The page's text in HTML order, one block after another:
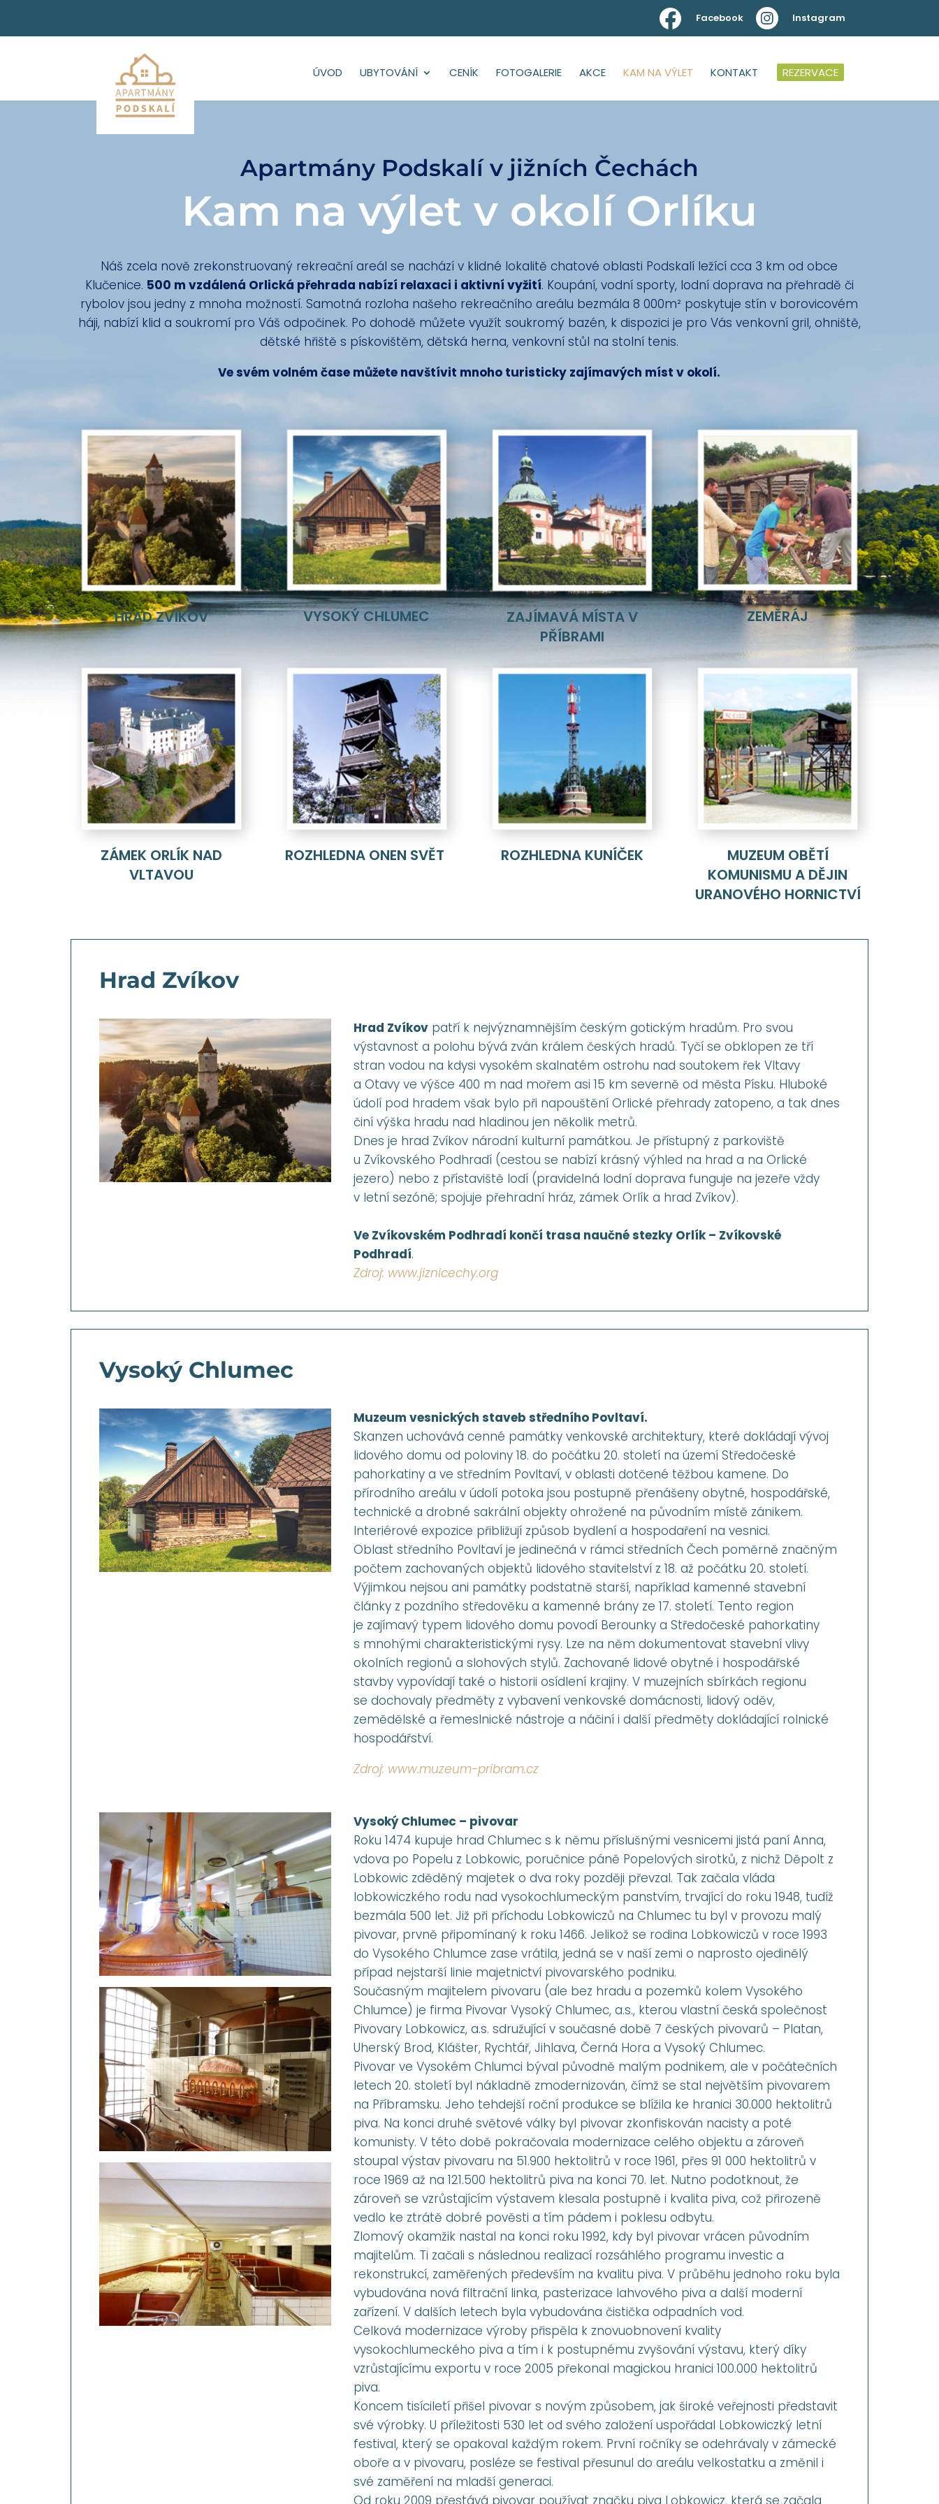
Facebook Instagram
ÚVOD UBYTOVÁNÍ CENÍK FOTOGALERIE AKCE KAM NA VÝLET KONTAKT REZERVACE
Apartmány Podskalí v jižních Čechách
Kam na výlet v okolí Orlíku
Náš zcela nově zrekonstruovaný rekreační areál se nachází v klidné lokalitě chatové oblasti Podskalí ležící cca 3 km od obce
Klučenice. 500 m vzdálená Orlická přehrada nabízí relaxaci i aktivní vyžití. Koupání, vodní sporty, lodní doprava na přehradě či
rybolov jsou jedny z mnoha možností. Samotná rozloha našeho rekreačního areálu bezmála 8 000m² poskytuje stín v borovicovém
háji, nabízí klid a soukromí pro Váš odpočinek. Po dohodě můžete využít soukromý bazén, k dispozici je pro Vás venkovní gril, ohniště,
dětské hřiště s pískovištěm, dětská herna, venkovní stůl na stolní tenis.
Ve svém volném čase můžete navštívit mnoho turisticky zajímavých míst v okolí.
HRAD ZVÍKOV VYSOKÝ CHLUMEC
ZAJÍMAVÁ MÍSTA V
PŘÍBRAMI
ZEMĚRÁJ
ZÁMEK ORLÍK NAD
VLTAVOU
ROZHLEDNA ONEN SVĚT ROZHLEDNA KUNÍČEK
MUZEUM OBĚTÍ
KOMUNISMU A DĚJIN
URANOVÉHO HORNICTVÍ
Hrad Zvíkov
Hrad Zvíkovpatří k nejvýznamnějším českým gotickým hradům. Pro svou
výstavnost a polohu bývá zván králem českých hradů. Tyčí se obklopen ze tří
stran vodou na kdysi vysokém skalnatém ostrohu nad soutokem řek Vltavy
a Otavy ve výšce 400 m nad mořem asi 15 km severně od města Písku. Hluboké
údolí pod hradem však bylo při napouštění Orlické přehrady zatopeno, a tak dnes
činí výška hradu nad hladinou jen několik metrů.
Dnes je hrad Zvíkov národní kulturní památkou. Je přístupný z parkoviště
u Zvíkovského Podhradí (cestou se nabízí krásný výhled na hrad a na Orlické
jezero) nebo z přístaviště lodí (pravidelná lodní doprava funguje na jezeře vždy
v letní sezóně; spojuje přehradní hráz, zámek Orlík a hrad Zvíkov).
Ve Zvíkovském Podhradí končí trasa naučné stezky Orlík – Zvíkovské
Podhradí.
Zdroj: www.jiznicechy.org
Vysoký Chlumec
Muzeum vesnických staveb středního Povltaví.
Skanzen uchovává cenné památky venkovské architektury, které dokládají vývoj
lidového domu od poloviny 18. do počátku 20. století na území Středočeské
pahorkatiny a ve středním Povltaví, v oblasti dotčené těžbou kamene. Do
přírodního areálu v údolí potoka jsou postupně přenášeny obytné, hospodářské,
technické a drobné sakrální objekty ohrožené na původním místě zánikem.
Interiérové expozice přibližují způsob bydlení a hospodaření na vesnici.
Oblast středního Povltaví je jedinečná v rámci středních Čech poměrně značným
počtem zachovaných objektů lidového stavitelství z 18. až počátku 20. století.
Výjimkou nejsou ani památky podstatně starší, například kamenné stavební
články z pozdního středověku a kamenné brány ze 17. století. Tento region
je zajímavý typem lidového domu povodí Berounky a Středočeské pahorkatiny
s mnohými charakteristickými rysy. Lze na něm dokumentovat stavební vlivy
okolních regionů a slohových stylů. Zachované lidové obytné i hospodářské
stavby vypovídají také o historii osídlení krajiny. V muzejních sbírkách regionu
se dochovaly předměty z vybavení venkovské domácnosti, lidový oděv,
zemědělské a řemeslnické nástroje a náčiní i další předměty dokládající rolnické
hospodářství.
Zdroj: www.muzeum-pribram.cz
Vysoký Chlumec – pivovar
Roku 1474 kupuje hrad Chlumec s k němu příslušnými vesnicemi jistá paní Anna,
vdova po Popelu z Lobkowic, poručnice páně Popelových sirotků, z nichž Děpolt z
Lobkowic zděděný majetek o dva roky později převzal. Tak začala vláda
lobkowiczkého rodu nad vysokochlumeckým panstvím, trvající do roku 1948, tudíž
bezmála 500 let. Již při příchodu Lobkowiczů na Chlumec tu byl v provozu malý
pivovar, prvně připomínaný k roku 1466. Jelikož se rodina Lobkowiczů v roce 1993
do Vysokého Chlumce zase vrátila, jedná se v naší zemi o naprosto ojedinělý
případ nejstarší linie majetnictví pivovarského podniku.
Současným majitelem pivovaru (ale bez hradu a pozemků kolem Vysokého
Chlumce) je firma Pivovar Vysoký Chlumec, a.s., kterou vlastní česká společnost
Pivovary Lobkowicz, a.s. sdružující v současné době 7 českých pivovarů – Platan,
Uherský Brod, Klášter, Rychtář, Jihlava, Černá Hora a Vysoký Chlumec.
Pivovar ve Vysokém Chlumci býval původně malým podnikem, ale v počátečních
letech 20. století byl nákladně zmodernizován, čímž se stal největším pivovarem
na Příbramsku. Jeho tehdejší roční produkce se blížila ke hranici 30.000 hektolitrů
piva. Na konci druhé světové války byl pivovar zkonfiskován nacisty a poté
komunisty. V této době pokračovala modernizace celého objektu a zároveň
stoupal výstav pivovaru na 51.900 hektolitrů v roce 1961, přes 91 000 hektolitrů v
roce 1969 až na 121.500 hektolitrů piva na konci 70. let. Nutno podotknout, že
zároveň se vzrůstajícím výstavem klesala postupně i kvalita piva, což přirozeně
vedlo ke ztrátě dobré pověsti a tím pádem i poklesu odbytu.
Zlomový okamžik nastal na konci roku 1992, kdy byl pivovar vrácen původním
majitelům. Ti začali s následnou realizací rozsáhlého programu investic a
rekonstrukcí, zaměřených především na kvalitu piva. V průběhu jednoho roku byla
vybudována nová filtrační linka, pasterizace lahvového piva a další moderní
zařízení. V dalších letech byla vybudována čistička odpadních vod.
Celková modernizace výroby přispěla k znovuobnovení kvality
vysokochlumeckého piva a tím i k postupnému zvyšování výstavu, který díky
vzrůstajícímu exportu v roce 2005 překonal magickou hranici 100.000 hektolitrů
piva.
Koncem tisíciletí přišel pivovar s novým způsobem, jak široké veřejnosti představit
své výrobky. U příležitosti 530 let od svého založení uspořádal Lobkowiczký letní
festival, který se opakoval každým rokem. První ročníky se odehrávaly v zámecké
oboře a v pivovaru, posléze se festival přesunul do areálu velkostatku a změnil i
své zaměření na mladší generaci.
Od roku 2009 přestává pivovar používat značku piva Lobkowicz, která se začala